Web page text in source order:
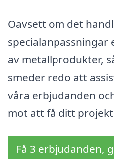
Oavsett om det
specialanpassningar
av metallprodukter,
smeder redo att
våra erbjudanden
mot att få ditt
Få 3 erbjudanden,